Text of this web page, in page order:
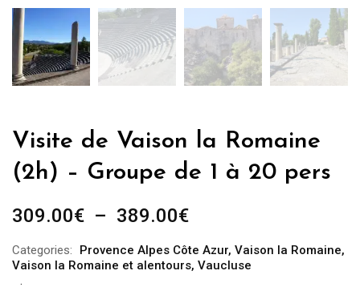
Visite de Vaison la Romaine
(2h) – Groupe de 1 à 20 pers
309.00€ – 389.00€Plage
prix :
Categories: Provence Alpes Côte Azur, Vaison la Romaine,
Vaison la Romaine et alentours, Vaucluse